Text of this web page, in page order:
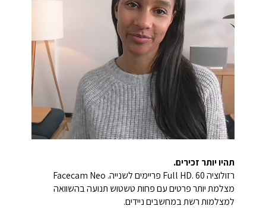
תהיו יותר זכירים.
רזולוציה Full HD. 60 פריימים לשנייה. Facecam Neo
מצלמת יותר פרטים עם פחות טשטוש תנועה בהשוואה
למצלמות רשת במחשבים ניידים.